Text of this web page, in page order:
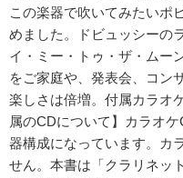
この楽器で吹いてみたいポ
めました。ドビュッシーの
イ・ミー・トゥ・ザ・ムー
をご家庭や、発表会、コン
楽しさは倍増。付属カラオ
属のCDについて】カラオ
器構成になっています。カ
せん。本書は「クラリネッ